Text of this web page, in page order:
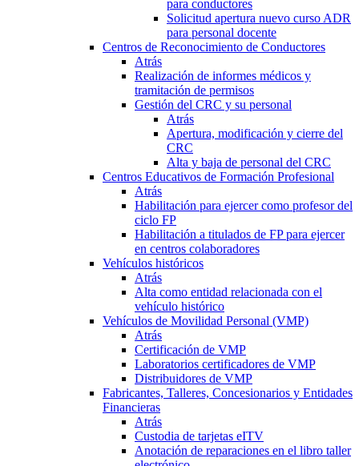
para conductores
Solicitud apertura nuevo curso ADR
para personal docente
Centros de Reconocimiento de Conductores
Atrás
Realización de informes médicos y
tramitación de permisos
Gestión del CRC y su personal
Atrás
Apertura, modificación y cierre del
CRC
Alta y baja de personal del CRC
Centros Educativos de Formación Profesional
Atrás
Habilitación para ejercer como profesor del
ciclo FP
Habilitación a titulados de FP para ejercer
en centros colaboradores
Vehículos históricos
Atrás
Alta como entidad relacionada con el
vehículo histórico
Vehículos de Movilidad Personal (VMP)
Atrás
Certificación de VMP
Laboratorios certificadores de VMP
Distribuidores de VMP
Fabricantes, Talleres, Concesionarios y Entidades
Financieras
Atrás
Custodia de tarjetas eITV
Anotación de reparaciones en el libro taller